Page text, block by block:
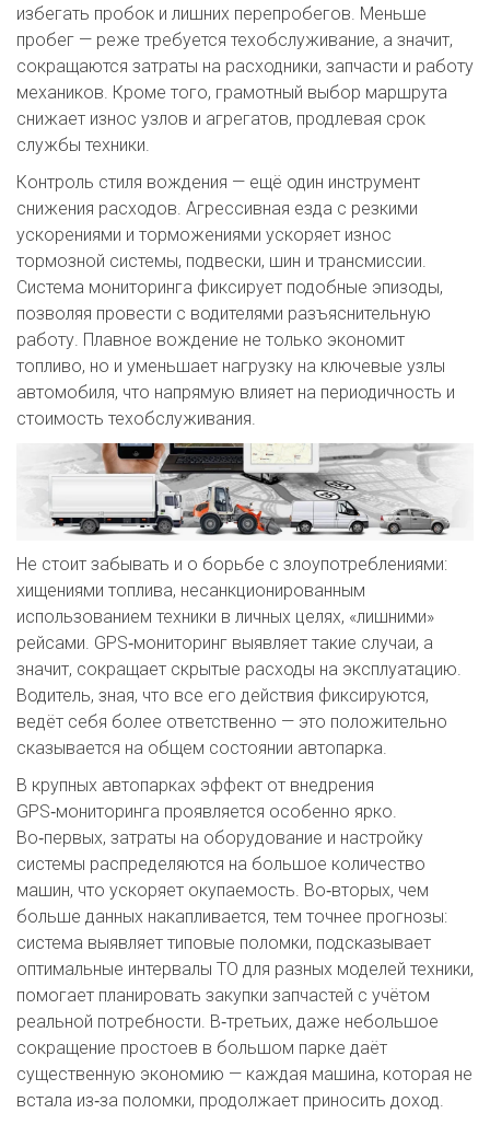
избегать пробок и лишних перепробегов. Меньше
пробег — реже требуется техобслуживание, а значит,
сокращаются затраты на расходники, запчасти и работу
механиков. Кроме того, грамотный выбор маршрута
снижает износ узлов и агрегатов, продлевая срок
службы техники.
Контроль стиля вождения — ещё один инструмент
снижения расходов. Агрессивная езда с резкими
ускорениями и торможениями ускоряет износ
тормозной системы, подвески, шин и трансмиссии.
Система мониторинга фиксирует подобные эпизоды,
позволяя провести с водителями разъяснительную
работу. Плавное вождение не только экономит
топливо, но и уменьшает нагрузку на ключевые узлы
автомобиля, что напрямую влияет на периодичность и
стоимость техобслуживания.
Не стоит забывать и о борьбе с злоупотреблениями:
хищениями топлива, несанкционированным
использованием техники в личных целях, «лишними»
рейсами. GPS‑мониторинг выявляет такие случаи, а
значит, сокращает скрытые расходы на эксплуатацию.
Водитель, зная, что все его действия фиксируются,
ведёт себя более ответственно — это положительно
сказывается на общем состоянии автопарка.
В крупных автопарках эффект от внедрения
GPS‑мониторинга проявляется особенно ярко.
Во‑первых, затраты на оборудование и настройку
системы распределяются на большое количество
машин, что ускоряет окупаемость. Во‑вторых, чем
больше данных накапливается, тем точнее прогнозы:
система выявляет типовые поломки, подсказывает
оптимальные интервалы ТО для разных моделей техники,
помогает планировать закупки запчастей с учётом
реальной потребности. В‑третьих, даже небольшое
сокращение простоев в большом парке даёт
существенную экономию — каждая машина, которая не
встала из‑за поломки, продолжает приносить доход.